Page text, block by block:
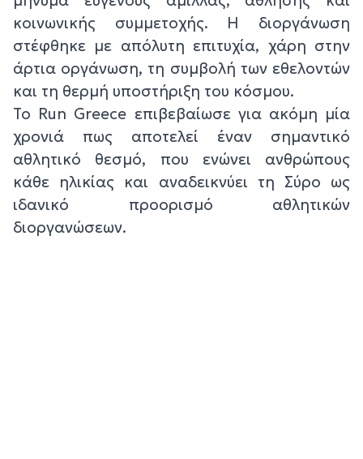
κοινωνικής συμμετοχής. Η διοργάνωση
στέφθηκε με απόλυτη επιτυχία, χάρη στην
άρτια οργάνωση, τη συμβολή των εθελοντών
και τη θερμή υποστήριξη του κόσμου.
Το Run Greece επιβεβαίωσε για ακόμη μία
χρονιά πως αποτελεί έναν σημαντικό
αθλητικό θεσμό, που ενώνει ανθρώπους
κάθε ηλικίας και αναδεικνύει τη Σύρο ως
ιδανικό προορισμό αθλητικών
διοργανώσεων.